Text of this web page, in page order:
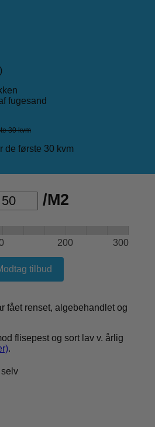
fugesand
30 kvm
de første 30 kvm
/M2
200 300
tilbud
fået renset, algebehandlet og
flisepest og sort lav v. årlig
.